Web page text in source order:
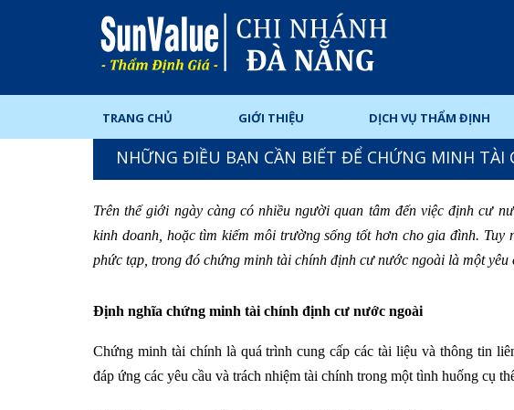
TRANG CHỦ GIỚI THIỆU DỊCH VỤ THẨM ĐỊNH
NHỮNG ĐIỀU BẠN CẦN BIẾT ĐỂ CHỨNG MINH
Trên thế giới ngày càng có nhiều người quan tâm đến việc định cư
kinh doanh, hoặc tìm kiếm môi trường sống tốt hơn cho gia đình.
phức tạp, trong đó chứng minh tài chính định cư nước ngoài là một yêu
Định nghĩa chứng minh tài chính định cư nước ngoài
Chứng minh tài chính là quá trình cung cấp các tài liệu và thông tin
đáp ứng các yêu cầu và trách nhiệm tài chính trong một tình huống cụ